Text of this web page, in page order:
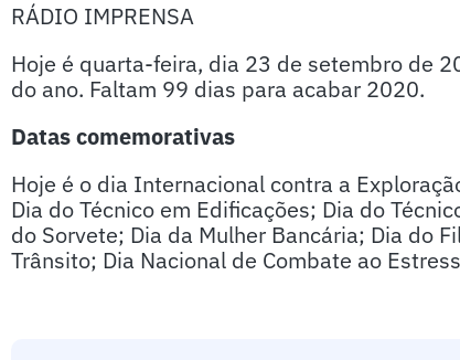
RÁDIO IMPRENSA
Hoje é quarta-feira, dia 23 de setembro de
do ano. Faltam 99 dias para acabar 2020.
Datas comemorativas
Hoje é o dia Internacional contra a
Dia do Técnico em Edificações; Dia do
do Sorvete; Dia da Mulher Bancária; Dia do
Trânsito; Dia Nacional de Combate ao